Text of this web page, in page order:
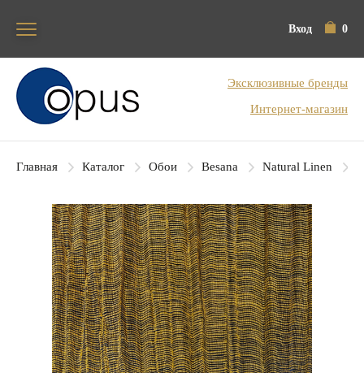
Вход 0
Блок поиска
Эксклюзивные бренды
Интернет-магазин
Главная Каталог Обои Besana Natural Linen